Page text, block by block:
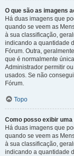
O que são as imagens
Há duas imagens que
quando se veem as
à sua classificação,
indicando a quantidade
Fórum. Outra,
que é normalmente
Administrador permitir
usados. Se não
Fórum.
Topo
Como posso exibir
Há duas imagens que
quando se veem as
à sua classificação,
indicando a quantidade